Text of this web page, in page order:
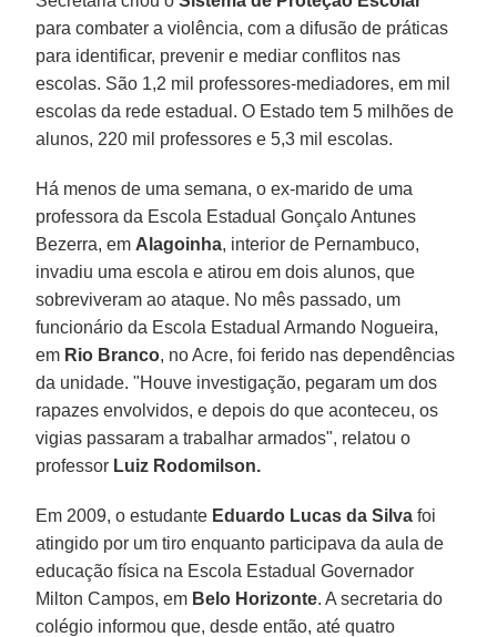
para combater a violência, com a difusão de práticas
para identificar, prevenir e mediar conflitos nas
escolas. São 1,2 mil professores-mediadores, em mil
escolas da rede estadual. O Estado tem 5 milhões de
alunos, 220 mil professores e 5,3 mil escolas.
Há menos de uma semana, o ex-marido de uma
professora da Escola Estadual Gonçalo Antunes
Bezerra, em Alagoinha, interior de Pernambuco,
invadiu uma escola e atirou em dois alunos, que
sobreviveram ao ataque. No mês passado, um
funcionário da Escola Estadual Armando Nogueira,
em Rio Branco, no Acre, foi ferido nas dependências
da unidade. "Houve investigação, pegaram um dos
rapazes envolvidos, e depois do que aconteceu, os
vigias passaram a trabalhar armados", relatou o
professor Luiz Rodomilson.
Em 2009, o estudante Eduardo Lucas da Silva foi
atingido por um tiro enquanto participava da aula de
educação física na Escola Estadual Governador
Milton Campos, em Belo Horizonte. A secretaria do
colégio informou que, desde então, até quatro